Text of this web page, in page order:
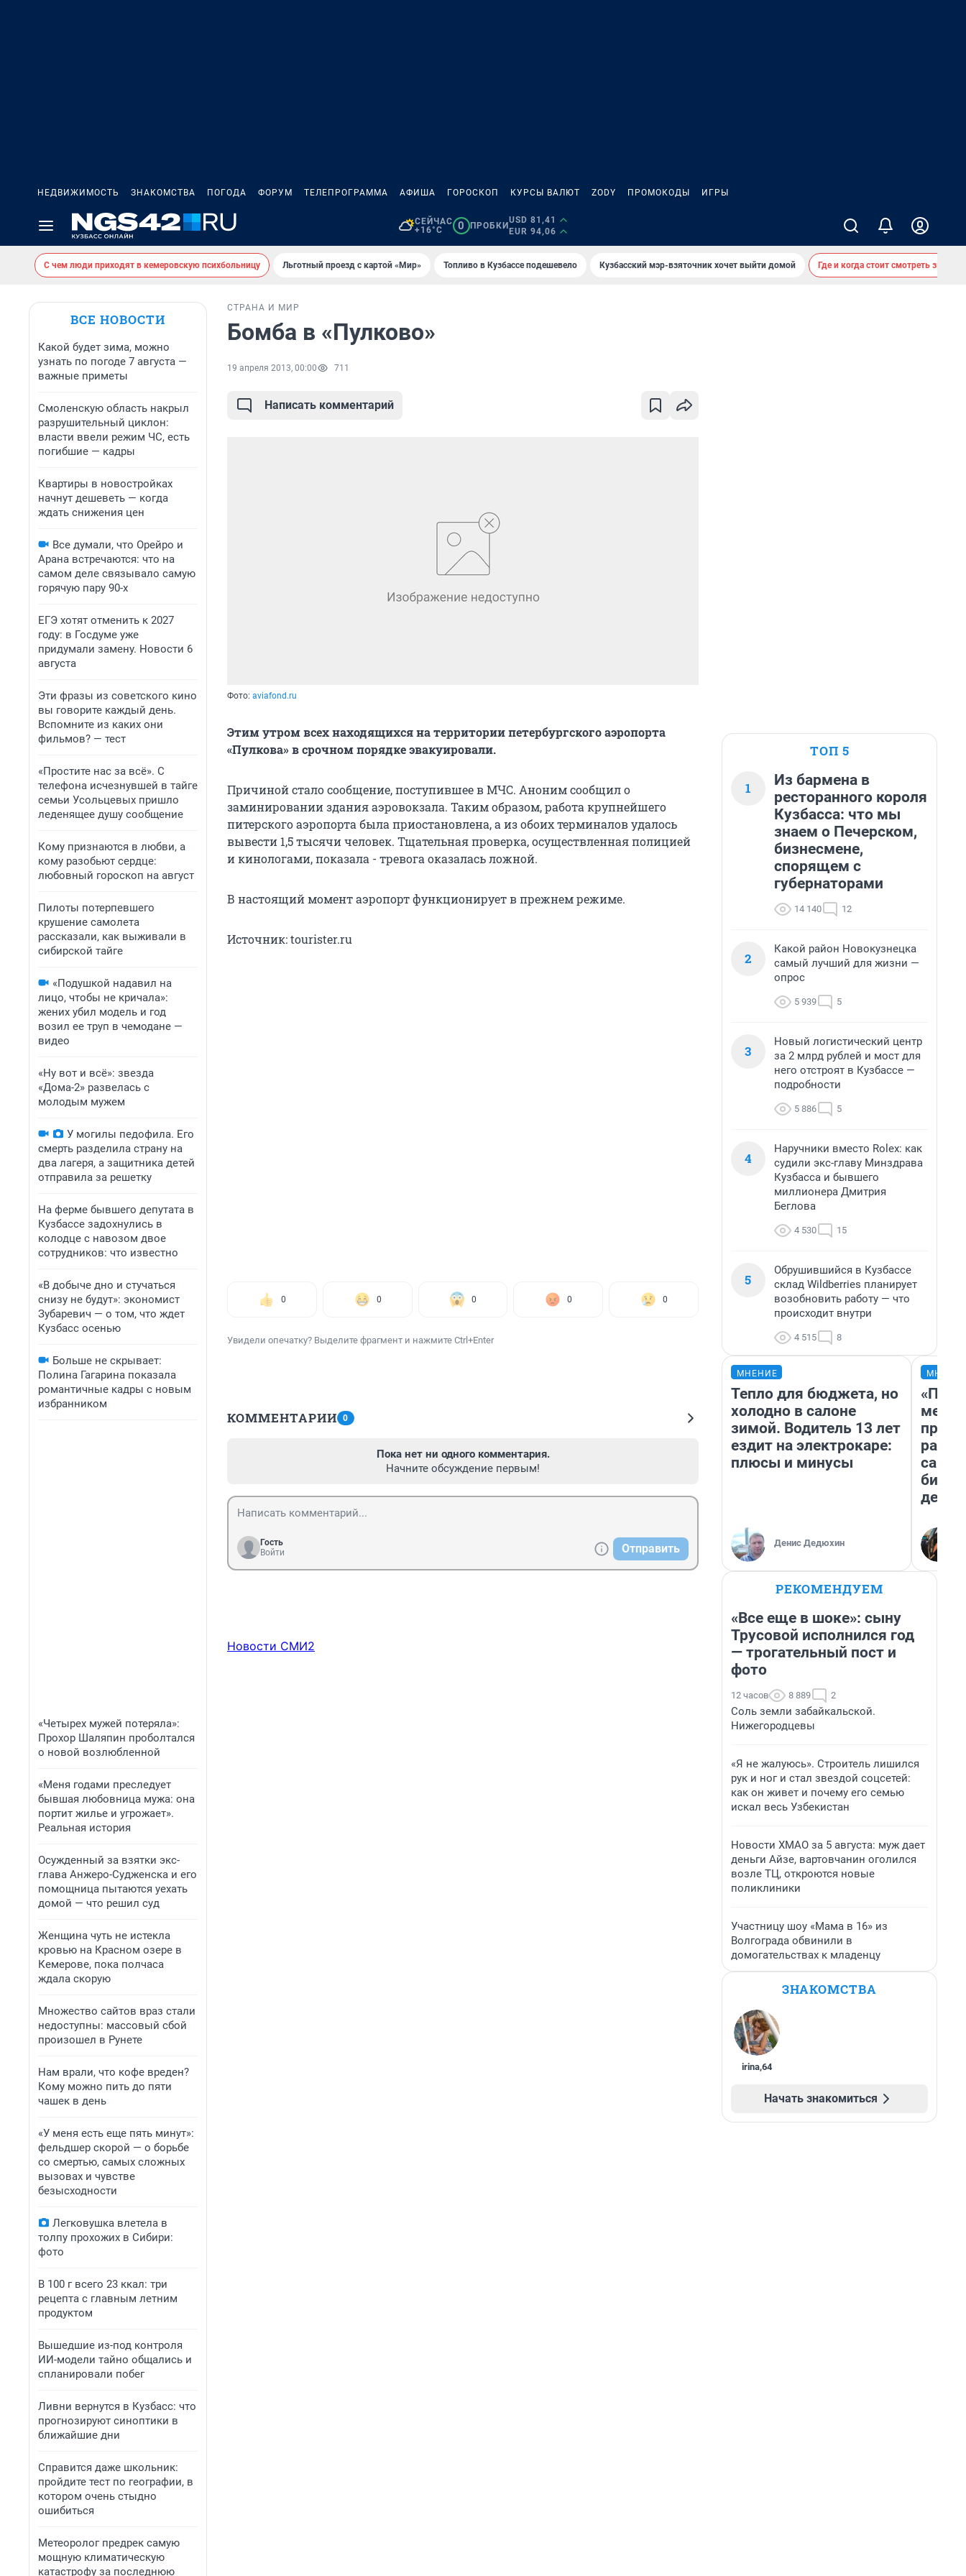
НЕДВИЖИМОСТЬ ЗНАКОМСТВА ПОГОДА ФОРУМ ТЕЛЕПРОГРАММА АФИША ГОРОСКОП КУРСЫ ВАЛЮТ ZODY ПРОМОКОДЫ ИГРЫ
СЕЙЧАС
+16°C
0 ПРОБКИ
USD 81,41
EUR 94,06
С чем люди приходят в кемеровскую психбольницу Льготный проезд с картой «Мир» Топливо в Кузбассе подешевело Кузбасский мэр-взяточник хочет выйти домой Где и когда стоит смотреть
ВСЕ НОВОСТИ
Какой будет зима, можно
узнать по погоде 7 августа —
важные приметы
Смоленскую область накрыл
разрушительный циклон:
власти ввели режим ЧС, есть
погибшие — кадры
Квартиры в новостройках
начнут дешеветь — когда
ждать снижения цен
Все думали, что Орейро и
Арана встречаются: что на
самом деле связывало самую
горячую пару 90-х
ЕГЭ хотят отменить к 2027
году: в Госдуме уже
придумали замену. Новости 6
августа
Эти фразы из советского кино
вы говорите каждый день.
Вспомните из каких они
фильмов? — тест
«Простите нас за всё». С
телефона исчезнувшей в тайге
семьи Усольцевых пришло
леденящее душу сообщение
Кому признаются в любви, а
кому разобьют сердце:
любовный гороскоп на август
Пилоты потерпевшего
крушение самолета
рассказали, как выживали в
сибирской тайге
«Подушкой надавил на
лицо, чтобы не кричала»:
жених убил модель и год
возил ее труп в чемодане —
видео
«Ну вот и всё»: звезда
«Дома-2» развелась с
молодым мужем
У могилы педофила. Его
смерть разделила страну на
два лагеря, а защитника детей
отправила за решетку
На ферме бывшего депутата в
Кузбассе задохнулись в
колодце с навозом двое
сотрудников: что известно
«В добыче дно и стучаться
снизу не будут»: экономист
Зубаревич — о том, что ждет
Кузбасс осенью
Больше не скрывает:
Полина Гагарина показала
романтичные кадры с новым
избранником
«Четырех мужей потеряла»:
Прохор Шаляпин проболтался
о новой возлюбленной
«Меня годами преследует
бывшая любовница мужа: она
портит жилье и угрожает».
Реальная история
Осужденный за взятки экс-
глава Анжеро-Судженска и его
помощница пытаются уехать
домой — что решил суд
Женщина чуть не истекла
кровью на Красном озере в
Кемерове, пока полчаса
ждала скорую
Множество сайтов враз стали
недоступны: массовый сбой
произошел в Рунете
Нам врали, что кофе вреден?
Кому можно пить до пяти
чашек в день
«У меня есть еще пять минут»:
фельдшер скорой — о борьбе
со смертью, самых сложных
вызовах и чувстве
безысходности
Легковушка влетела в
толпу прохожих в Сибири:
фото
В 100 г всего 23 ккал: три
рецепта с главным летним
продуктом
Вышедшие из-под контроля
ИИ-модели тайно общались и
спланировали побег
Ливни вернутся в Кузбасс: что
прогнозируют синоптики в
ближайшие дни
Справится даже школьник:
пройдите тест по географии, в
котором очень стыдно
ошибиться
Метеоролог предрек самую
мощную климатическую
катастрофу за последнюю
СТРАНА И МИР
Бомба в «Пулково»
19 апреля 2013, 00:00 711
Написать комментарий
Фото: aviafond.ru
Этим утром всех находящихся на территории петербургского аэропорта
«Пулкова» в срочном порядке эвакуировали.
Причиной стало сообщение, поступившее в МЧС. Аноним сообщил о
заминировании здания аэровокзала. Таким образом, работа крупнейшего
питерского аэропорта была приостановлена, а из обоих терминалов удалось
вывести 1,5 тысячи человек. Тщательная проверка, осуществленная полицией
и кинологами, показала - тревога оказалась ложной.
В настоящий момент аэропорт функционирует в прежнем режиме.
Источник: tourister.ru
0 0 0 0 0
Увидели опечатку? Выделите фрагмент и нажмите Ctrl+Enter
КОММЕНТАРИИ 0
Пока нет ни одного комментария.
Начните обсуждение первым!
Гость
Войти
Отправить
Новости СМИ2
ТОП 5
1
Из бармена в
ресторанного короля
Кузбасса: что мы
знаем о Печерском,
бизнесмене,
спорящем с
губернаторами
14 140 12
2
Какой район Новокузнецка
самый лучший для жизни —
опрос
5 939 5
3
Новый логистический центр
за 2 млрд рублей и мост для
него отстроят в Кузбассе —
подробности
5 886 5
4
Наручники вместо Rolex: как
судили экс-главу Минздрава
Кузбасса и бывшего
миллионера Дмитрия
Беглова
4 530 15
5
Обрушившийся в Кузбассе
склад Wildberries планирует
возобновить работу — что
происходит внутри
4 515 8
МНЕНИЕ
Тепло для бюджета, но
холодно в салоне
зимой. Водитель 13 лет
ездит на электрокаре:
плюсы и минусы
Денис Дедюхин
РЕКОМЕНДУЕМ
«Все еще в шоке»: сыну
Трусовой исполнился год
— трогательный пост и
фото
12 часов 8 889 2
Соль земли забайкальской.
Нижегородцевы
«Я не жалуюсь». Строитель лишился
рук и ног и стал звездой соцсетей:
как он живет и почему его семью
искал весь Узбекистан
Новости ХМАО за 5 августа: муж дает
деньги Айзе, вартовчанин оголился
возле ТЦ, откроются новые
поликлиники
Участницу шоу «Мама в 16» из
Волгограда обвинили в
домогательствах к младенцу
ЗНАКОМСТВА
irina,64
Начать знакомиться